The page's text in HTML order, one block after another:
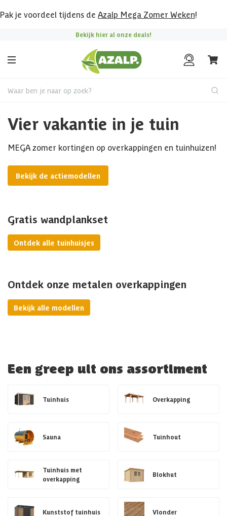
Pak je voordeel tijdens de Azalp Mega Zomer Weken!
Bekijk hier al onze deals!
Waar ben je naar op zoek?
Vier vakantie in je tuin
MEGA zomer kortingen op overkappingen en tuinhuizen!
Bekijk de actiemodellen
Gratis wandplankset
Ontdek alle tuinhuisjes
Ontdek onze metalen overkappingen
Bekijk alle modellen
Een greep uit ons assortiment
Tuinhuis Overkapping
Sauna Tuinhout
Tuinhuis met
overkapping
Blokhut
Kunststof tuinhuis Vlonder